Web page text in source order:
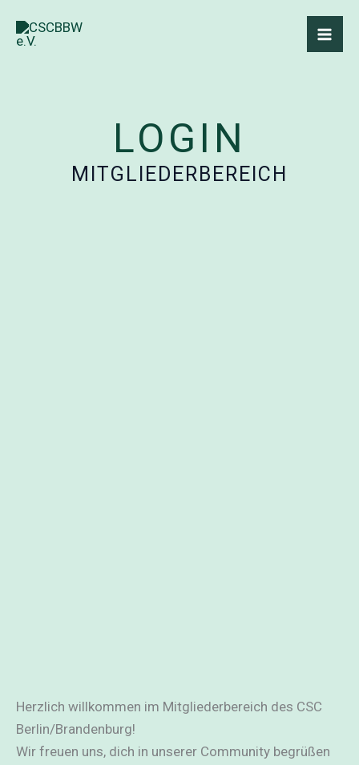
Inhalt
LOGIN
MITGLIEDERBEREICH
Herzlich willkommen im Mitgliederbereich des CSC
Berlin/Brandenburg!
Wir freuen uns, dich in unserer Community begrüßen